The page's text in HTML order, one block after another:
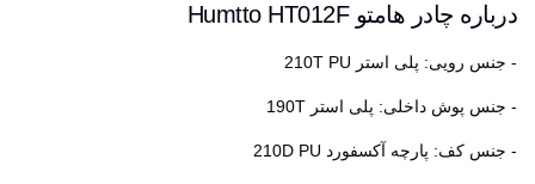
درباره چادر هامتو Humtto HT012F
- جنس رویی: پلی استر 210T PU
- جنس پوش داخلی: پلی استر 190T
- جنس کف: پارچه آکسفورد 210D PU